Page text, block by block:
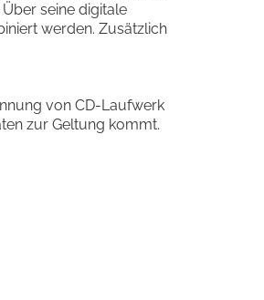
Über seine digitale
werden. Zusätzlich
von CD-Laufwerk
zur Geltung kommt.